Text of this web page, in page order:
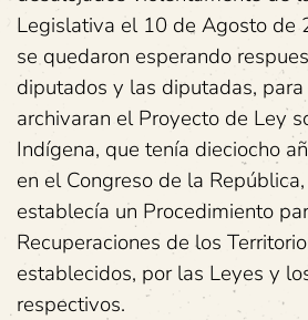
Legislativa el 10 de Agosto de
se quedaron esperando
diputados y las diputadas,
archivaran el Proyecto de Ley
Indígena, que tenía dieciocho
en el Congreso de la
establecía un Procedimiento
Recuperaciones de los
establecidos, por las Leyes y
respectivos.